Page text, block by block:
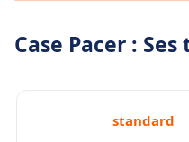
Case Pacer :
standard